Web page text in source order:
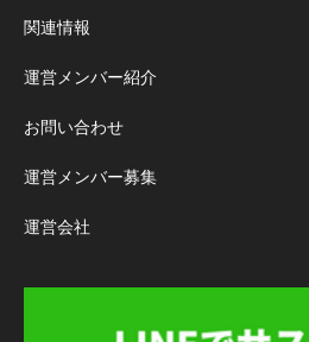
関連情報
運営メンバー紹介
お問い合わせ
運営メンバー募集
運営会社